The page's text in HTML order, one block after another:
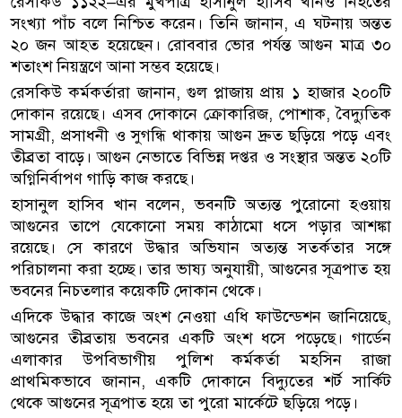
সংখ্যা পাঁচ বলে নিশ্চিত করেন। তিনি জানান, এ ঘটনায় অন্তত
২০ জন আহত হয়েছেন। রোববার ভোর পর্যন্ত আগুন মাত্র ৩০
শতাংশ নিয়ন্ত্রণে আনা সম্ভব হয়েছে।
রেসকিউ কর্মকর্তারা জানান, গুল প্লাজায় প্রায় ১ হাজার ২০০টি
দোকান রয়েছে। এসব দোকানে ক্রোকারিজ, পোশাক, বৈদ্যুতিক
সামগ্রী, প্রসাধনী ও সুগন্ধি থাকায় আগুন দ্রুত ছড়িয়ে পড়ে এবং
তীব্রতা বাড়ে। আগুন নেভাতে বিভিন্ন দপ্তর ও সংস্থার অন্তত ২০টি
অগ্নিনির্বাপণ গাড়ি কাজ করছে।
হাসানুল হাসিব খান বলেন, ভবনটি অত্যন্ত পুরোনো হওয়ায়
আগুনের তাপে যেকোনো সময় কাঠামো ধসে পড়ার আশঙ্কা
রয়েছে। সে কারণে উদ্ধার অভিযান অত্যন্ত সতর্কতার সঙ্গে
পরিচালনা করা হচ্ছে। তার ভাষ্য অনুযায়ী, আগুনের সূত্রপাত হয়
ভবনের নিচতলার কয়েকটি দোকান থেকে।
এদিকে উদ্ধার কাজে অংশ নেওয়া এধি ফাউন্ডেশন জানিয়েছে,
আগুনের তীব্রতায় ভবনের একটি অংশ ধসে পড়েছে। গার্ডেন
এলাকার উপবিভাগীয় পুলিশ কর্মকর্তা মহসিন রাজা
প্রাথমিকভাবে জানান, একটি দোকানে বিদ্যুতের শর্ট সার্কিট
থেকে আগুনের সূত্রপাত হয়ে তা পুরো মার্কেটে ছড়িয়ে পড়ে।